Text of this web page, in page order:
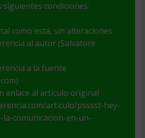
siguientes condiciones:
como está, sin alteraciones
al autor (Salvatore
a la fuente
enlace al artículo original
articulo/psssst-hey-
la-comunicacion-en-un-